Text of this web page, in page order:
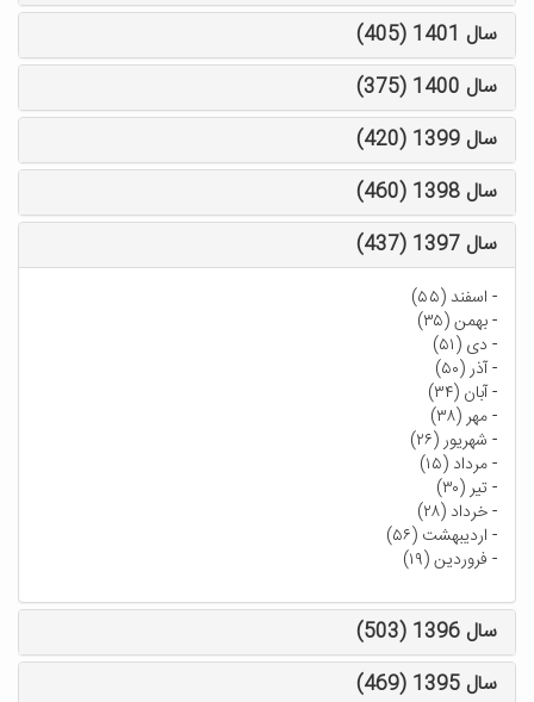
سال 1401 (405)
سال 1400 (375)
سال 1399 (420)
سال 1398 (460)
سال 1397 (437)
- اسفند (۵۵)
-بهمن (۳۵)
- دی (۵۱)
-آذر (۵۰)
-آبان (۳۴)
-مهر (۳۸)
- شهریور (۲۶)
-مرداد (۱۵)
-تیر (۳۰)
-خرداد (۲۸)
- اردیبهشت (۵۶)
- فروردین (۱۹)
سال 1396 (503)
سال 1395 (469)